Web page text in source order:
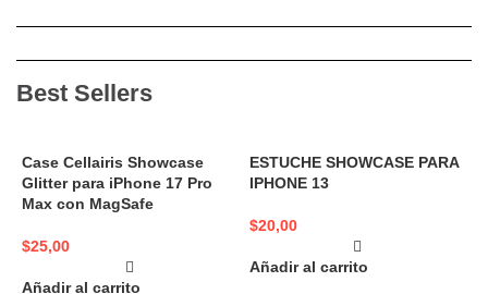
Best Sellers
Case Cellairis Showcase
Glitter para iPhone 17 Pro
Max con MagSafe
$25,00
Añadir al carrito
ESTUCHE SHOWCASE PARA
IPHONE 13
$20,00
Añadir al carrito